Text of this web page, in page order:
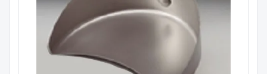
Kebab spade Ø30 cm